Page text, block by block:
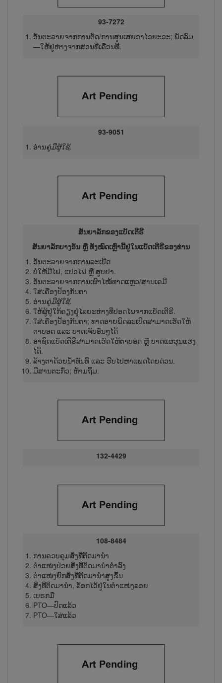
93-7272
ອັນຕະລາຍຈາກການຕັດ/ການສູນເສຍອາໄວຍະວະ; ພັດລົມ
—ໃຫ້ຢູ່ຫ່າງຈາກສ່ວນທີ່ເຄື່ອນທີ່.
93-9051
ອ່ານຄູ່ມືຜູ້​ໃຊ້.
ສັນຍາລັກຂອງແບັດເຕີຣີ
ສັນຍາລັກບາງອັນ ຫຼື ທັງໝົດເຫຼົ່ານີ້ຢູ່ໃນແບັດ​ເຕີ​ຣີຂອງທ່ານ
ອັນຕະລາຍຈາກການລະເບີດ
ບໍ່ໃຫ້ມີໄຟ, ແປວໄຟ ຫຼື ສູບຢາ.
ອັນຕະລາຍຈາກການເຜົາໄໝ້ທາດແຫຼວ/ສານເຄມີ
ໃສ່ເຄື່ອງປ້ອງກັນຕາ
ອ່ານຄູ່ມືຜູ້​ໃຊ້.
ໃຫ້ຜູ້ຢູ່ໃກ້ຄຽງຢູ່ໄລຍະຫ່າງທີ່ປອດໄພຈາກແບັດເຕີຣີ.
ໃສ່ເຄື່ອງປ້ອງກັນຕາ; ທາດອາຍພິດລະເບີດສາມາດເຮັດໃຫ້
ຕາບອດ ແລະ ບາດເຈັບອື່ນໆໄດ້
ອາຊິດແບັດເຕີຣີສາມາດເຮັດໃຫ້ຕາບອດ ຫຼື ບາດແຜຮຸນແຮງ
ໄດ້.
ລ້າງຕາດ້ວຍນ້ຳທັນ​ທີ ແລະ ຮີບໄປຫາແພດໂດຍດ່ວນ.
ມີສານຕະກົ່ວ; ຫ້າມຖິ້ມ.
132-4429
108-8484
ການ​ຄວບ​ຄຸມສິ່ງ​ທີ່​ຕິດ​ມານຳ
ຕຳ​ແໜ່ງປ່ອຍສິ່ງ​ທີ່​ຕິດ​ມາ​ນຳ​ຕ່ຳ​ລົງ
ຕຳ​ແໜ່ງ​ຍົກ​ສິ່ງ​ທີ່​ຕິດ​ມາ​ນຳ​ສູງ​ຂຶ້ນ
ສິ່ງ​ທີ່​ຕິດ​ມາ​ນຳ, ລັອກ​ໄວ້​ຢູ່ໃນ​ຕຳ​ແໜ່ງ​ລອຍ
ເບຣກມື
PTO—ປົດ​ແລ້ວ
PTO—ໃສ່​ແລ້ວ